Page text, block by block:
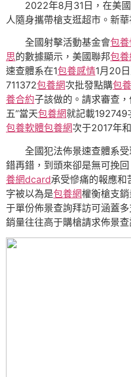
2022年8月31日，在美
人隨身攜帶槍支逛超市。新華
全國射擊活動基金會包
思的數據顯示，美國聯邦包養
速查體系在1包養感情1月20
711372包養網次批發點購包
養合約子該做的。請求審查
五”當天包養網就記載192749
包養軟體包養網次于2017年
全國犯法佈景速查體系
錯再錯，到頭來卻是無可挽
養網dcard承受慘痛的報應和
字被以為是包養網權衡槍支
于單份佈景查詢拜訪可涵蓋
銷量往往高于購槍請求佈景